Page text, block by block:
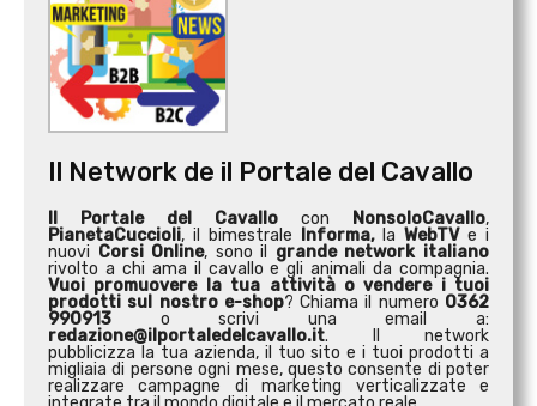
Il Network de il Portale del Cavallo
Il Portale del Cavallo con NonsoloCavallo,
PianetaCuccioli, il bimestrale Informa,laWebTVe i
nuovi Corsi Online, sono il grande network italiano
rivolto a chi ama il cavallo e gli animali da compagnia.
Vuoi promuovere la tua attività ovendere i tuoi
prodotti sul nostro e-shop? Chiama il numero 0362
990913 o scrivi una email a:
redazione@ilportaledelcavallo.it. Il network
pubblicizza la tua azienda, il tuo sito e i tuoi prodotti a
migliaia di persone ogni mese, questo consente di poter
realizzare campagne di marketing verticalizzate e